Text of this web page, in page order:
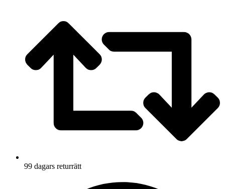
99 dagars returrätt